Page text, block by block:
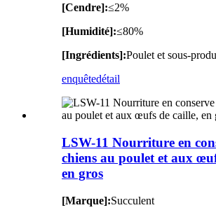
[Cendre]:≤2%
[Humidité]:≤80%
[Ingrédients]:Poulet et sous-
enquêtedétail
LSW-11 Nourriture en
chiens au poulet et aux
en gros
[Marque]:Succulent